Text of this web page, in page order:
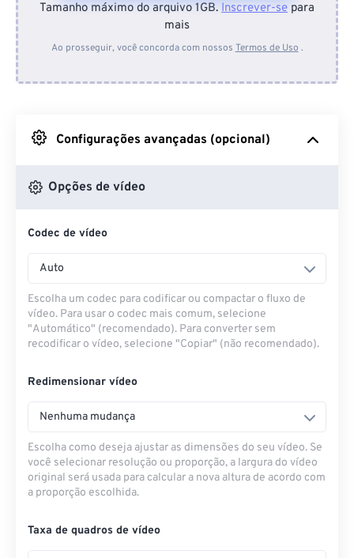
Do dispositivo
Do Google Drive
Do OneDrive
Tamanho máximo do arquivo 1GB. Inscrever-se para
mais
Ao prosseguir, você concorda com nossos Termos de Uso .
Configurações avançadas (opcional)
Opções de vídeo
Codec de vídeo
Auto
Escolha um codec para codificar ou compactar o fluxo de
vídeo. Para usar o codec mais comum, selecione
"Automático" (recomendado). Para converter sem
recodificar o vídeo, selecione "Copiar" (não recomendado).
Redimensionar vídeo
Nenhuma mudança
Escolha como deseja ajustar as dimensões do seu vídeo. Se
você selecionar resolução ou proporção, a largura do vídeo
original será usada para calcular a nova altura de acordo com
a proporção escolhida.
Taxa de quadros de vídeo